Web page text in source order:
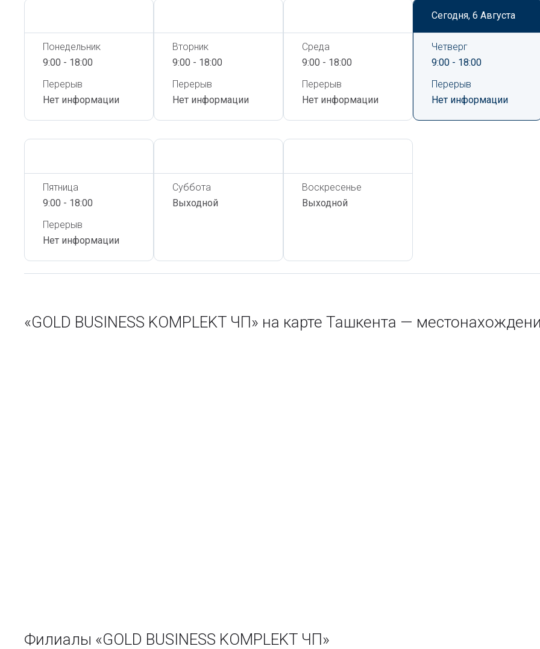
Понедельник
9:00 - 18:00
Перерыв
Нет информации
Вторник
9:00 - 18:00
Перерыв
Нет информации
Среда
9:00 - 18:00
Перерыв
Нет информации
Сегодня, 6 Августа
Четверг
9:00 - 18:00
Перерыв
Нет информации
Пятница
9:00 - 18:00
Перерыв
Нет информации
Суббота
Выходной
Воскресенье
Выходной
«GOLD BUSINESS KOMPLEKT ЧП» на карте Ташкента —
Филиалы «GOLD BUSINESS KOMPLEKT ЧП»